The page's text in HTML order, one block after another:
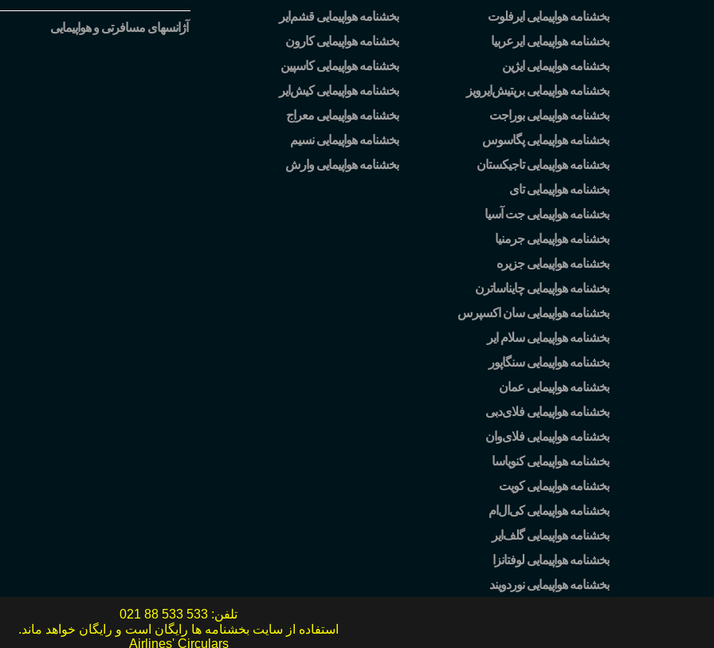
بخشنامه هواپیمایی ایرفلوت
بخشنامه هواپیمایی ایرعربیا
بخشنامه هواپیمایی ایژین
بخشنامه هواپیمایی بریتیشایرویز
بخشنامه هواپیمایی بوراجت
بخشنامه هواپیمایی پگاسوس
بخشنامه هواپیمایی تاجیکستان
بخشنامه هواپیمایی تای
بخشنامه هواپیمایی جت آسیا
بخشنامه هواپیمایی جرمنیا
بخشنامه هواپیمایی جزیره
بخشنامه هواپیمایی چایناساترن
بخشنامه هواپیمایی سان اکسپرس
بخشنامه هواپیمایی سلام ایر
بخشنامه هواپیمایی سنگاپور
بخشنامه هواپیمایی عمان
بخشنامه هواپیمایی فلایدبی
بخشنامه هواپیمایی فلایوان
بخشنامه هواپیمایی کنویاسا
بخشنامه هواپیمایی کویت
بخشنامه هواپیمایی کی الام
بخشنامه هواپیمایی گلفایر
بخشنامه هواپیمایی لوفتانزا
بخشنامه هواپیمایی نوردویند
بخشنامه هواپیمایی قشمایر
بخشنامه هواپیمایی کارون
بخشنامه هواپیمایی کاسپین
بخشنامه هواپیمایی کیشایر
بخشنامه هواپیمایی معراج
بخشنامه هواپیمایی نسیم
بخشنامه هواپیمایی وارش
آژانسهای مسافرتی و هواپیمایی
تلفن: 021 88 533 533
استفاده از سایت بخشنامه ها رایگان است و رایگان خواهد ماند.
Airlines' Circulars